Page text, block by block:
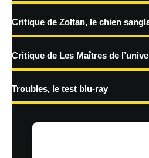
Critique de Zoltan, le chien
Critique de Les Maîtres de
Troubles, le test blu-ray